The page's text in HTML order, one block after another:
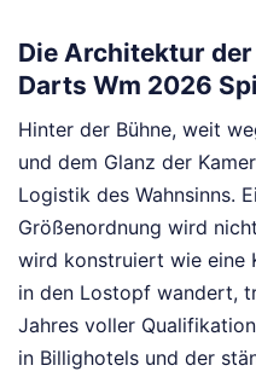
Die Architektur
Darts Wm 2026
Hinter der Bühne, weit
und dem Glanz der
Logistik des Wahnsinns.
Größenordnung wird
wird konstruiert wie eine
in den Lostopf wandert,
Jahres voller
in Billighotels und der